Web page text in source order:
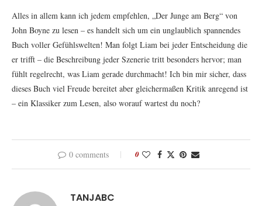
Alles in allem kann ich jedem empfehlen, „Der Junge am Berg“ von
John Boyne zu lesen – es handelt sich um ein unglaublich spannendes
Buch voller Gefühlswelten! Man folgt Liam bei jeder Entscheidung die
er trifft – die Beschreibung jeder Szenerie tritt besonders hervor; man
fühlt regelrecht, was Liam gerade durchmacht! Ich bin mir sicher, dass
dieses Buch viel Freude bereitet aber gleichermaßen Kritik anregend ist
– ein Klassiker zum Lesen, also worauf wartest du noch?
0 comments 0
TANJABC